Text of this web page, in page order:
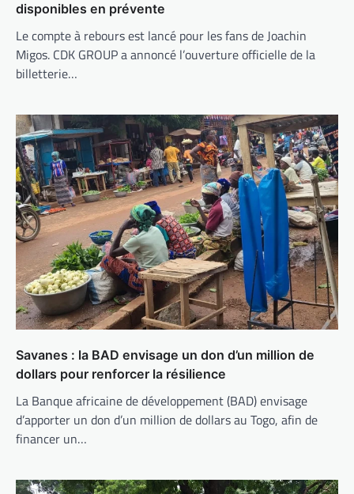
disponibles en prévente
Le compte à rebours est lancé pour les fans de Joachin
Migos. CDK GROUP a annoncé l’ouverture officielle de la
billetterie…
Savanes : la BAD envisage un don d’un million de
dollars pour renforcer la résilience
La Banque africaine de développement (BAD) envisage
d’apporter un don d’un million de dollars au Togo, afin de
financer un…